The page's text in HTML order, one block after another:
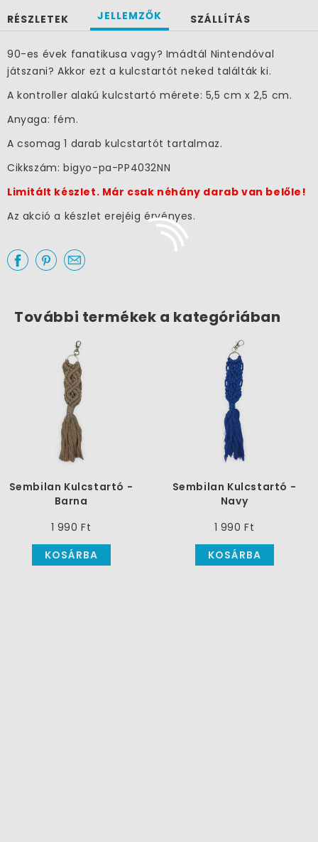
RÉSZLETEK JELLEMZŐK SZÁLLÍTÁS
90-es évek fanatikusa vagy? Imádtál Nintendóval
játszani? Akkor ezt a kulcstartót neked találták ki.
A kontroller alakú kulcstartó mérete: 5,5 cm x 2,5 cm.
Anyaga: fém.
A csomag 1 darab kulcstartót tartalmaz.
Cikkszám: bigyo-pa-PP4032NN
Limitált készlet. Már csak néhány darab van belőle!
Az akció a készlet erejéig érvényes.
További termékek a kategóriában
Sembilan Kulcstartó -
Barna
1 990 Ft
KOSÁRBA
Sembilan Kulcstartó -
Navy
1 990 Ft
KOSÁRBA
első